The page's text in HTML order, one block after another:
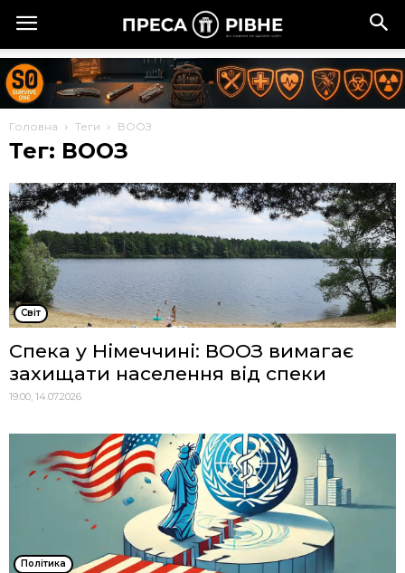
Головна Теги ВООЗ
Тег: ВООЗ
Cвіт
Спека у Німеччині: ВООЗ вимагає
захищати населення від спеки
19:00, 14.07.2026
Політика